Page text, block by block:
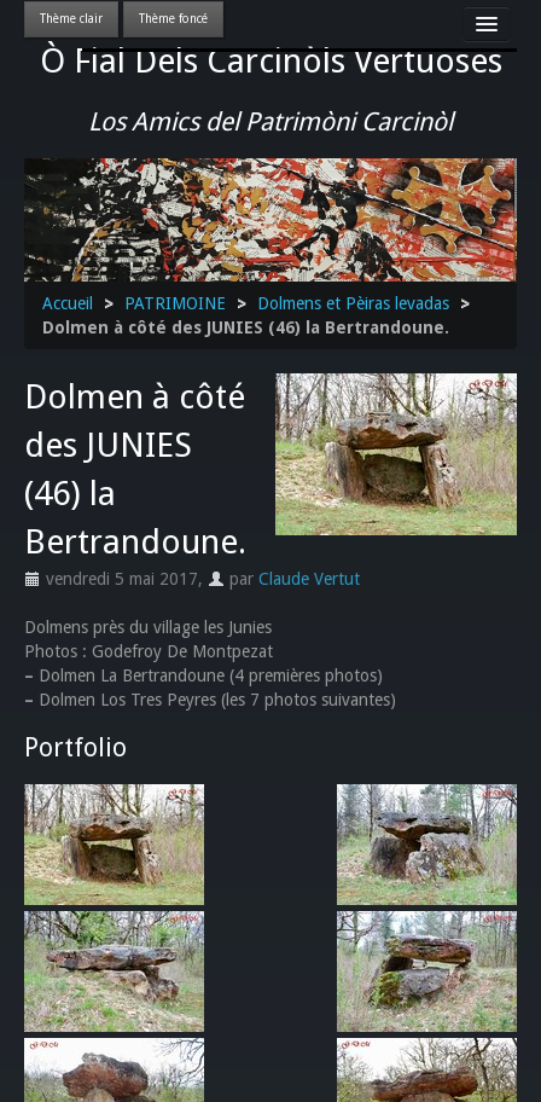
Ò Fial Dels Carcinòls Vertuoses
Los Amics del Patrimòni Carcinòl
Accueil
LES QUERCYNOIS & LEUR CULTURE
PATRIMOINE
GASTRONOMIE
ACTUALITE-CULTURE-EVENEMENTS LOCAUX
>>
Accueil > PATRIMOINE > Dolmens et Pèiras levadas
>
Dolmen à côté des JUNIES (46) la Bertrandoune.
Dolmen à côté
des JUNIES
(46) la
Bertrandoune.
vendredi 5 mai 2017, par Claude Vertut
Dolmens près du village les Junies
Photos : Godefroy De Montpezat
– Dolmen La Bertrandoune (4 premières photos)
– Dolmen Los Tres Peyres (les 7 photos suivantes)
Portfolio